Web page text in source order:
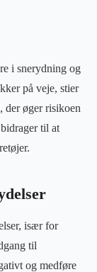
i snerydning og
på veje, stier
der øger risikoen
til at
især for
til
og medføre